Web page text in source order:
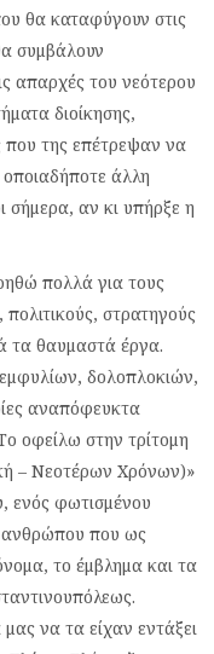
θα καταφύγουν στις
συμβάλουν
απαρχές του νεότερου
διοίκησης,
που της επέτρεψαν να
άλλη
σήμερα, αν κι υπήρξε η
πολλά για τους
στρατηγούς
τα θαυμαστά έργα.
εμφυλίων, δολοπλοκιών,
αναπόφευκτα
οφείλω στην τρίτομη
– Νεοτέρων Χρόνων)»
ενός φωτισμένου
ανθρώπου που ως
το έμβλημα και τα
να τα είχαν εντάξει